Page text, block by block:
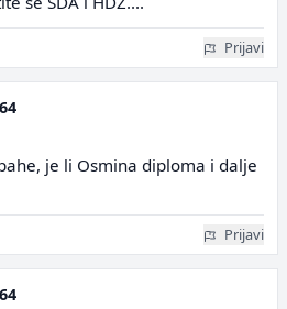
Prijavi
je li Osmina diploma i dalje
Prijavi